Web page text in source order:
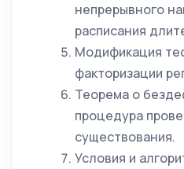
непрерывного
расписания
Модификация
факторизации
Теорема о
процедура
существования.
Условия и